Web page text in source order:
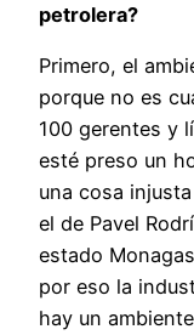
petrolera?
Primero, el
porque no es
100 gerentes y
esté preso un
una cosa
el de Pavel
estado
por eso la
hay un